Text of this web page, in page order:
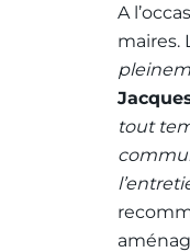
A
maires.
tout